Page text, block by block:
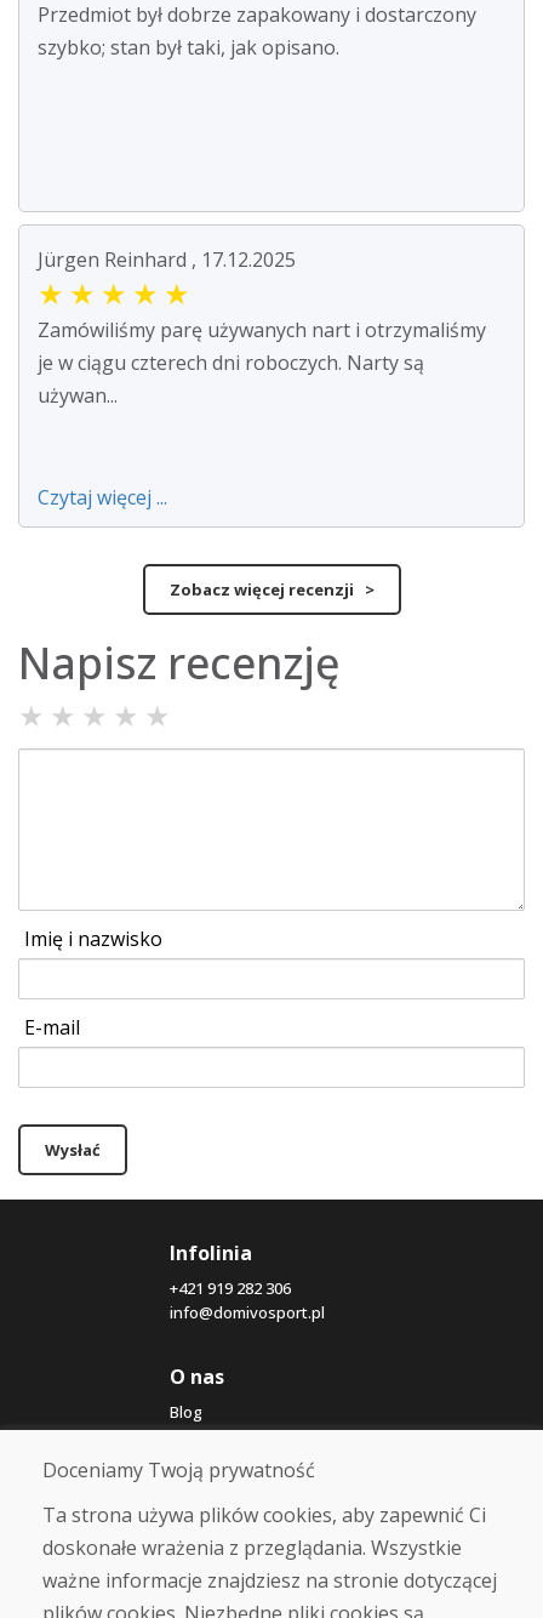
Przedmiot był dobrze zapakowany i dostarczony
szybko; stan był taki, jak opisano.
Jürgen Reinhard , 17.12.2025
★ ★ ★ ★ ★
Zamówiliśmy parę używanych nart i otrzymaliśmy
je w ciągu czterech dni roboczych. Narty są
używan...
Czytaj więcej ...
Zobacz więcej recenzji >
Napisz recenzję
★ ★ ★ ★ ★
Imię i nazwisko
E-mail
Wysłać
Infolinia
+421 919 282 306
info@domivosport.pl
O nas
Blog
O nas
Sklep
Kontakt
Zakup
Sklep internetowy
Warunki handlowe
Doceniamy Twoją prywatność
Ta strona używa plików cookies, aby zapewnić Ci
doskonałe wrażenia z przeglądania. Wszystkie
ważne informacje znajdziesz na stronie dotyczącej